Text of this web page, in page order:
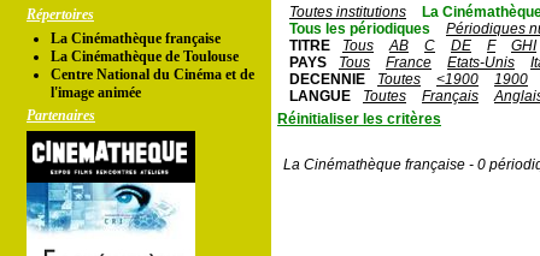
Répertoires
La Cinémathèque française
La Cinémathèque de Toulouse
Centre National du Cinéma et de
l'image animée
Partenaires
Toutes institutions
La
Tous les périodiques
Périodiques
TITRE
Tous AB C DE F
GHI
PAYS
Tous France Etats-Unis
DECENNIE
Toutes <1900
1900
LANGUE
Toutes Français
Réinitialiser les critères
La Cinémathèque française - 0